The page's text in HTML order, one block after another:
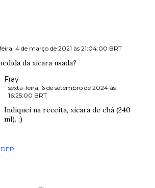
4 de março de 2021 às 21:04:00 BRT
da xícara usada?
Fray
sexta-feira, 6 de setembro de 2024 às
16:25:00 BRT
Indiquei na receita, xícara de chá (240
ml). ;)